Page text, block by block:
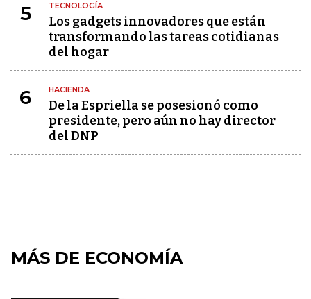
5 TECNOLOGÍA
Los gadgets innovadores que están
transformando las tareas cotidianas
del hogar
6 HACIENDA
De la Espriella se posesionó como
presidente, pero aún no hay director
del DNP
MÁS DE ECONOMÍA